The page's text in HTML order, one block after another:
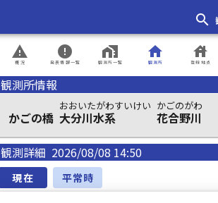
search
概況
report_problem
発表情報一覧
error
観測所一覧
home_work
観測所
home
登録地点
house
観測所情報
かごの橋
おおいたがわすいけい
大分川水系
かごのがわ
花合野川
観測詳細 2026/08/08 14:50
現在 平常時